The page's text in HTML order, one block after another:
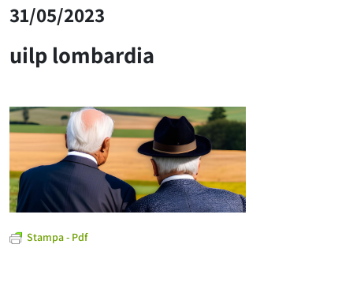
31/05/2023
uilp lombardia
Stampa - Pdf